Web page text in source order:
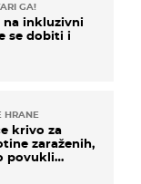
GA!
na inkluzivni
se dobiti i
HRANE
krivo za
zaraženih,
povukli